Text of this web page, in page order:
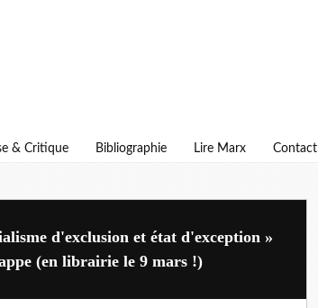
& Critique Bibliographie Lire Marx Contact
d'exclusion et état d'exception »
(en librairie le 9 mars !)